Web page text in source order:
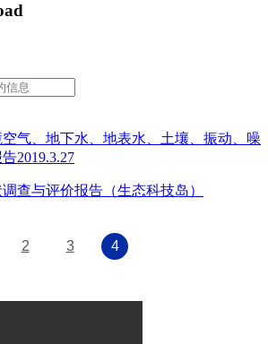
气、地下水、地表水、土壤、振动、噪
2019.3.27
查与评价报告（生态科技岛）
2 3 4